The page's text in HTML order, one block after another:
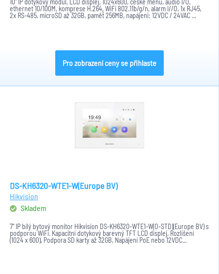
10" IP dotykový modul, LCD displej, 1024x600, české menu, audio I/O,
ethernet 10/100M, komprese H.264, WiFi 802.11b/g/n, alarm I//O, 1x RJ45,
2x RS-485, microSD až 32GB, paměť 256MB, napájení: 12VDC / 24VAC ...
Pro zobrazení ceny se přihlaste
DS-KH6320-WTE1-W(Europe BV)
Hikvision
Skladem
7" IP bílý bytový monitor Hikvision DS-KH6320-WTE1-W(O-STD)(Europe BV) s
podporou WiFi. Kapacitní dotykový barevný TFT LCD displej, Rozlišení
(1024 x 600), Podpora SD karty až 32GB, Napájení PoE nebo 12VDC...